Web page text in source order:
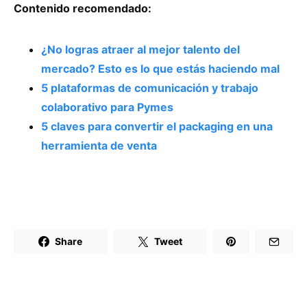
Contenido recomendado:
¿No logras atraer al mejor talento del
mercado? Esto es lo que estás haciendo mal
5 plataformas de comunicación y trabajo
colaborativo para Pymes
5 claves para convertir el packaging en una
herramienta de venta
Share Tweet